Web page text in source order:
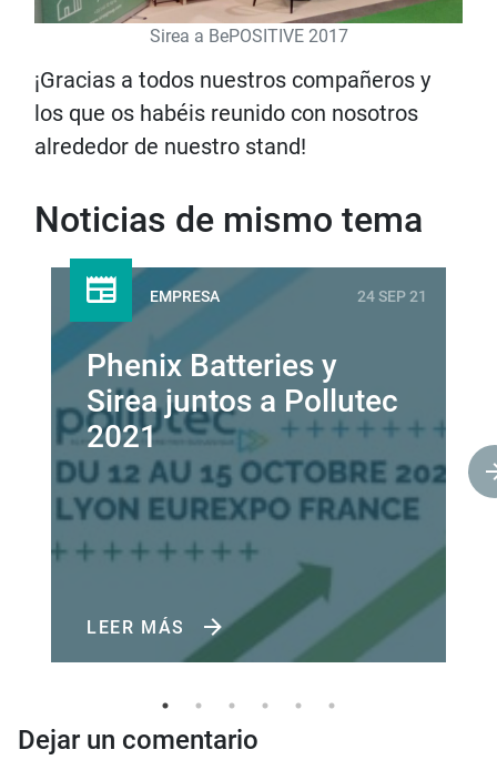
Sirea a BePOSITIVE 2017
¡Gracias a todos nuestros compañeros y
los que os habéis reunido con nosotros
alrededor de nuestro stand!
Noticias de mismo tema
EMPRESA 24 SEP 21
Phenix Batteries y
Sirea juntos a Pollutec
2021
LEER MÁS
Dejar un comentario